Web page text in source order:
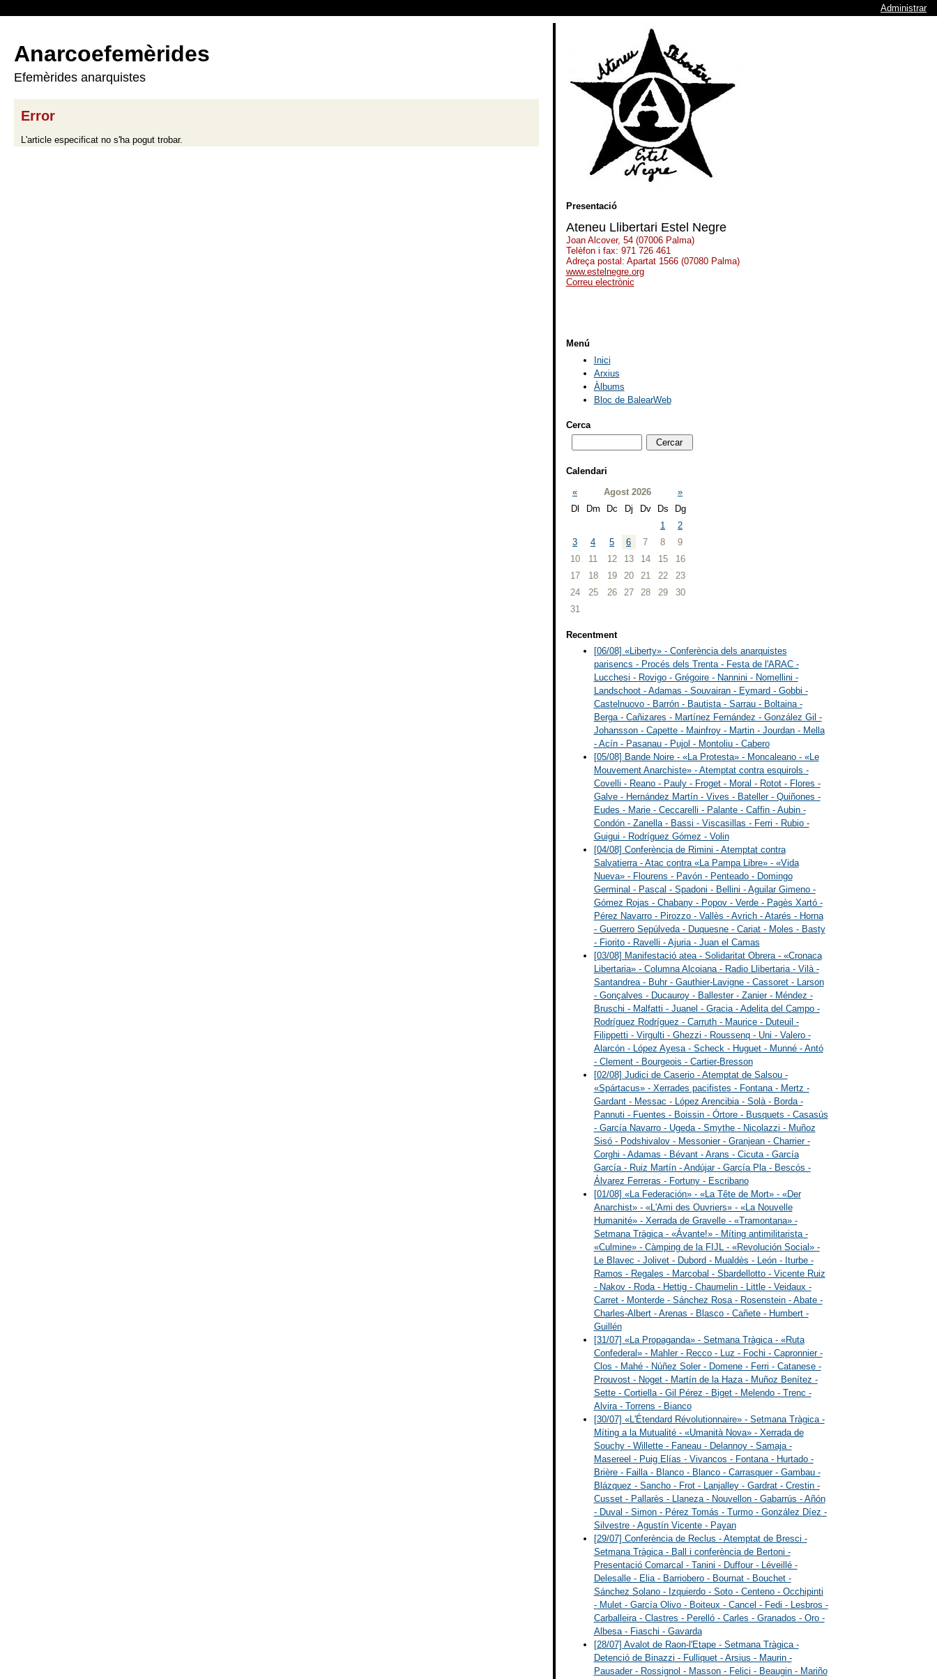
Administrar
Anarcoefemèrides
Efemèrides anarquistes
Error
L'article especificat no s'ha pogut trobar.
Presentació
Ateneu Llibertari Estel Negre
Joan Alcover, 54 (07006 Palma)
Telèfon i fax: 971 726 461
Adreça postal: Apartat 1566 (07080 Palma)
www.estelnegre.org
Correu electrònic
Menú
Inici
Arxius
Àlbums
Bloc de BalearWeb
Cerca
Calendari
«
Agost 2026
»
Dl
Dm Dc Dj Dv Ds
Dg
1
2
3
4 5 6 7 8
9
10
11 12 13 14 15
16
17
18 19 20 21 22
23
24
25 26 27 28 29
30
31
Recentment
[06/08] «Liberty» - Conferència dels anarquistes
parisencs - Procés dels Trenta - Festa de l'ARAC -
Lucchesi - Rovigo - Grégoire - Nannini - Nomellini -
Landschoot - Adamas - Souvairan - Eymard - Gobbi -
Castelnuovo - Barrón - Bautista - Sarrau - Boltaina -
Berga - Cañizares - Martínez Fernández - González Gil -
Johansson - Capette - Mainfroy - Martin - Jourdan - Mella
- Acín - Pasanau - Pujol - Montoliu - Cabero
[05/08] Bande Noire - «La Protesta» - Moncaleano - «Le
Mouvement Anarchiste» - Atemptat contra esquirols -
Covelli - Reano - Pauly - Froget - Moral - Rotot - Flores -
Galve - Hernández Martín - Vives - Bateller - Quiñones -
Eudes - Marie - Ceccarelli - Palante - Caffin - Aubin -
Condón - Zanella - Bassi - Viscasillas - Ferri - Rubio -
Guigui - Rodríguez Gómez - Volin
[04/08] Conferència de Rimini - Atemptat contra
Salvatierra - Atac contra «La Pampa Libre» - «Vida
Nueva» - Flourens - Pavón - Penteado - Domingo
Germinal - Pascal - Spadoni - Bellini - Aguilar Gimeno -
Gómez Rojas - Chabany - Popov - Verde - Pagès Xartó -
Pérez Navarro - Pirozzo - Vallès - Avrich - Atarés - Horna
- Guerrero Sepúlveda - Duquesne - Cariat - Moles - Basty
- Fiorito - Ravelli - Ajuria - Juan el Camas
[03/08] Manifestació atea - Solidaritat Obrera - «Cronaca
Libertaria» - Columna Alcoiana - Radio Llibertaria - Vilà -
Santandrea - Buhr - Gauthier-Lavigne - Cassoret - Larson
- Gonçalves - Ducauroy - Ballester - Zanier - Méndez -
Bruschi - Malfatti - Juanel - Gracia - Adelita del Campo -
Rodríguez Rodríguez - Carruth - Maurice - Duteuil -
Filippetti - Virgulti - Ghezzi - Roussenq - Uni - Valero -
Alarcón - López Ayesa - Scheck - Huguet - Munné - Antó
- Clement - Bourgeois - Cartier-Bresson
[02/08] Judici de Caserio - Atemptat de Salsou -
«Spártacus» - Xerrades pacifistes - Fontana - Mertz -
Gardant - Messac - López Arencibia - Solà - Borda -
Pannuti - Fuentes - Boissin - Órtore - Busquets - Casasús
- García Navarro - Ugeda - Smythe - Nicolazzi - Muñoz
Sisó - Podshivalov - Messonier - Granjean - Charrier -
Corghi - Adamas - Bévant - Arans - Cicuta - García
García - Ruiz Martín - Andújar - García Pla - Bescós -
Álvarez Ferreras - Fortuny - Escribano
[01/08] «La Federación» - «La Tête de Mort» - «Der
Anarchist» - «L'Ami des Ouvriers» - «La Nouvelle
Humanité» - Xerrada de Gravelle - «Tramontana» -
Setmana Tràgica - «Ávante!» - Míting antimilitarista -
«Culmine» - Càmping de la FIJL - «Revolución Social» -
Le Blavec - Jolivet - Dubord - Mualdès - León - Iturbe -
Ramos - Regales - Marcobal - Sbardellotto - Vicente Ruiz
- Nakov - Roda - Hettig - Chaumelin - Little - Veidaux -
Carret - Monterde - Sánchez Rosa - Rosenstein - Abate -
Charles-Albert - Arenas - Blasco - Cañete - Humbert -
Guillén
[31/07] «La Propaganda» - Setmana Tràgica - «Ruta
Confederal» - Mahler - Recco - Luz - Fochi - Capronnier -
Clos - Mahé - Núñez Soler - Domene - Ferri - Catanese -
Prouvost - Noget - Martín de la Haza - Muñoz Benítez -
Sette - Cortiella - Gil Pérez - Biget - Melendo - Trenc -
Alvira - Torrens - Bianco
[30/07] «L'Étendard Révolutionnaire» - Setmana Tràgica -
Míting a la Mutualité - «Umanità Nova» - Xerrada de
Souchy - Willette - Faneau - Delannoy - Samaja -
Masereel - Puig Elías - Vivancos - Fontana - Hurtado -
Brière - Failla - Blanco - Blanco - Carrasquer - Gambau -
Blázquez - Sancho - Frot - Lanjalley - Gardrat - Crestin -
Cusset - Pallarès - Llaneza - Nouvellon - Gabarrús - Añón
- Duval - Simon - Pérez Tomás - Turmo - González Díez -
Silvestre - Agustín Vicente - Payan
[29/07] Conferència de Reclus - Atemptat de Bresci -
Setmana Tràgica - Ball i conferència de Bertoni -
Presentació Comarcal - Tanini - Duffour - Léveillé -
Delesalle - Elia - Barriobero - Bournat - Bouchet -
Sánchez Solano - Izquierdo - Soto - Centeno - Occhipinti
- Mulet - García Olivo - Boiteux - Cancel - Fedi - Lesbros -
Carballeira - Clastres - Perelló - Carles - Granados - Oro -
Albesa - Fiaschi - Gavarda
[28/07] Avalot de Raon-l'Etape - Setmana Tràgica -
Detenció de Binazzi - Fulliquet - Arsius - Maurin -
Pausader - Rossignol - Masson - Felici - Beaugin - Mariño